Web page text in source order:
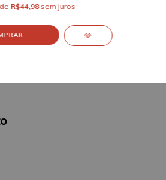
R$44,98 sem juros